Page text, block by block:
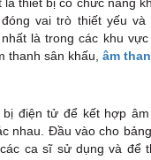
vai trò thiết yếu
là trong các khu
thanh sân khấu, âm
bị điện tử để kết hợp
nhau. Đầu vào cho
ca sĩ sử dụng và để